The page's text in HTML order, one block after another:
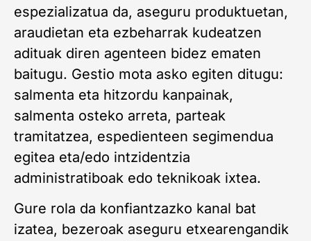
espezializatua da, aseguru produktuetan,
araudietan eta ezbeharrak kudeatzen
adituak diren agenteen bidez ematen
baitugu. Gestio mota asko egiten ditugu:
salmenta eta hitzordu kanpainak,
salmenta osteko arreta, parteak
tramitatzea, espedienteen segimendua
egitea eta/edo intzidentzia
administratiboak edo teknikoak ixtea.
Gure rola da konfiantzazko kanal bat
izatea, bezeroak aseguru etxearengandik